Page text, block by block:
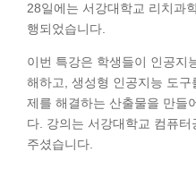
28일에는 서강대학교 리치과
행되었습니다.
이번 특강은 학생들이 인공지
해하고, 생성형 인공지능 도
제를 해결하는 산출물을 만들
다. 강의는 서강대학교 컴퓨
주셨습니다.